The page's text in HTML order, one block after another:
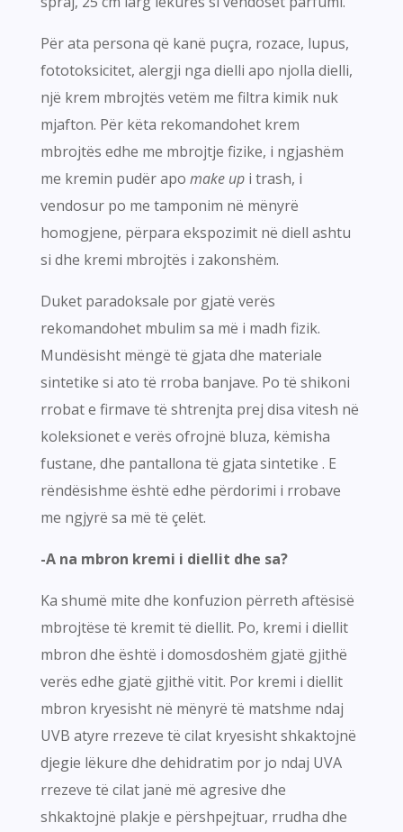
Për ata persona që kanë puçra, rozace, lupus,
fototoksicitet, alergji nga dielli apo njolla dielli,
një krem mbrojtës vetëm me filtra kimik nuk
mjafton. Për këta rekomandohet krem
mbrojtës edhe me mbrojtje fizike, i ngjashëm
me kremin pudër apo make up i trash, i
vendosur po me tamponim në mënyrë
homogjene, përpara ekspozimit në diell ashtu
si dhe kremi mbrojtës i zakonshëm.
Duket paradoksale por gjatë verës
rekomandohet mbulim sa më i madh fizik.
Mundësisht mëngë të gjata dhe materiale
sintetike si ato të rroba banjave. Po të shikoni
rrobat e firmave të shtrenjta prej disa vitesh në
koleksionet e verës ofrojnë bluza, këmisha
fustane, dhe pantallona të gjata sintetike . E
rëndësishme është edhe përdorimi i rrobave
me ngjyrë sa më të çelët.
-A na mbron kremi i diellit dhe sa?
Ka shumë mite dhe konfuzion përreth aftësisë
mbrojtëse të kremit të diellit. Po, kremi i diellit
mbron dhe është i domosdoshëm gjatë gjithë
verës edhe gjatë gjithë vitit. Por kremi i diellit
mbron kryesisht në mënyrë të matshme ndaj
UVB atyre rrezeve të cilat kryesisht shkaktojnë
djegie lëkure dhe dehidratim por jo ndaj UVA
rrezeve të cilat janë më agresive dhe
shkaktojnë plakje e përshpejtuar, rrudha dhe